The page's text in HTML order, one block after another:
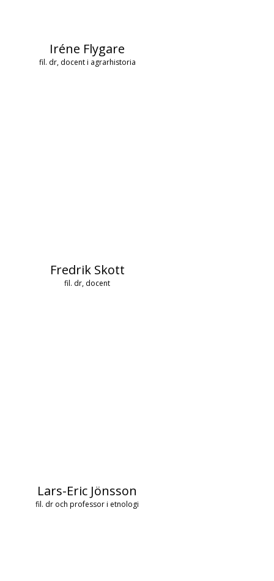
Iréne Flygare
fil. dr, docent i agrarhistoria
Fredrik Skott
fil. dr, docent
Lars-Eric Jönsson
fil. dr och professor i etnologi